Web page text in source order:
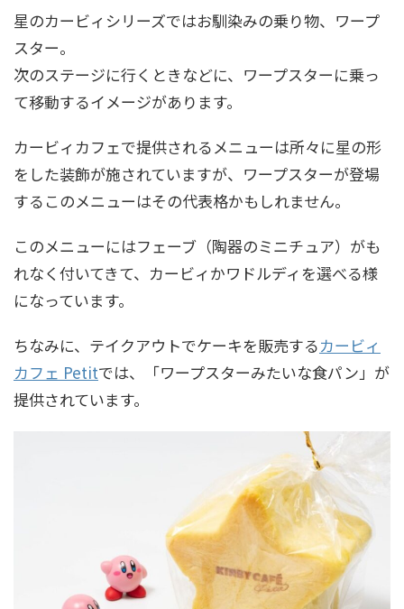
星のカービィシリーズではお馴染みの乗り物、ワープ
スター。
次のステージに行くときなどに、ワープスターに乗っ
て移動するイメージがあります。
カービィカフェで提供されるメニューは所々に星の形
をした装飾が施されていますが、ワープスターが登場
するこのメニューはその代表格かもしれません。
このメニューにはフェーブ（陶器のミニチュア）がも
れなく付いてきて、カービィかワドルディを選べる様
になっています。
ちなみに、テイクアウトでケーキを販売するカービィ
カフェ Petitでは、「ワープスターみたいな食パン」が
提供されています。